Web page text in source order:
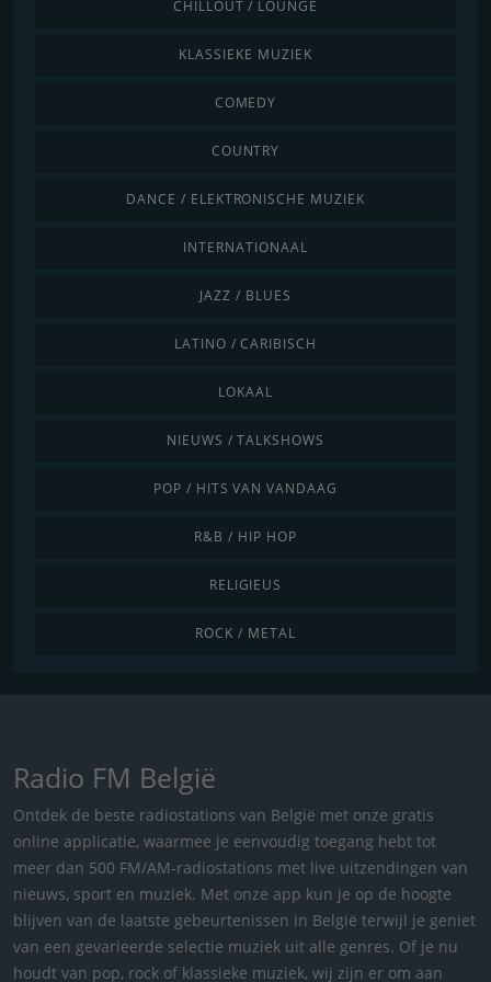
CHILLOUT / LOUNGE
KLASSIEKE MUZIEK
COMEDY
COUNTRY
DANCE / ELEKTRONISCHE MUZIEK
INTERNATIONAAL
JAZZ / BLUES
LATINO / CARIBISCH
LOKAAL
NIEUWS / TALKSHOWS
POP / HITS VAN VANDAAG
R&B / HIP HOP
RELIGIEUS
ROCK / METAL
Radio FM België
Ontdek de beste radiostations van België met onze gratis
online applicatie, waarmee je eenvoudig toegang hebt tot
meer dan 500 FM/AM-radiostations met live uitzendingen van
nieuws, sport en muziek. Met onze app kun je op de hoogte
blijven van de laatste gebeurtenissen in België terwijl je geniet
van een gevarieerde selectie muziek uit alle genres. Of je nu
houdt van pop, rock of klassieke muziek, wij zijn er om aan